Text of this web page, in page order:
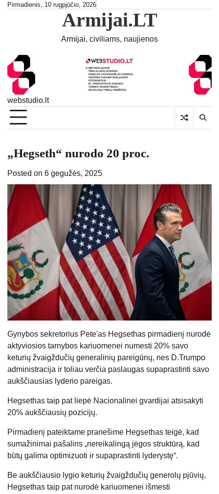
SkipPirmadienis, 10 rugpjūčio, 2026
Armijai.LT
Armijai, civiliams, naujienos
webstudio.lt
„Hegseth“ nurodo 20 proc.
Posted on 6 gegužės, 2025
Gynybos sekretorius Pete'as Hegsethas pirmadienį nurodė
aktyviosios tarnybos kariuomenei numesti 20% savo
keturių žvaigždučių generalinių pareigūnų, nes D.Trumpo
administracija ir toliau verčia paslaugas supaprastinti savo
aukščiausias lyderio pareigas.
Hegsethas taip pat liepė Nacionalinei gvardijai atsisakyti
20% aukščiausių pozicijų.
Pirmadienį pateiktame pranešime Hegsethas teigė, kad
sumažinimai pašalins „nereikalingą jėgos struktūrą, kad
būtų galima optimizuoti ir supaprastinti lyderystę“.
Be aukščiausio lygio keturių žvaigždučių generolų pjūvių,
Hegsethas taip pat nurodė kariuomenei išmesti